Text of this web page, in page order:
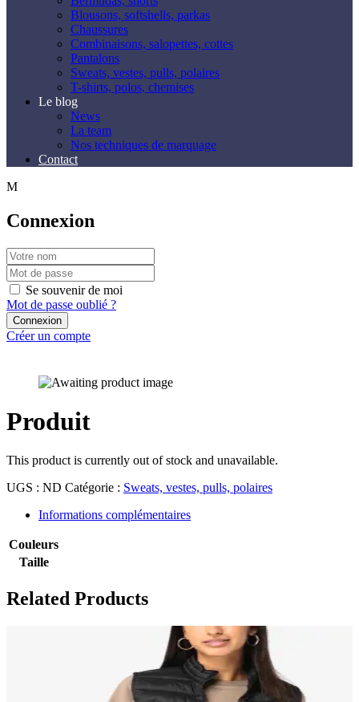
Blousons, softshells, parkas
Chaussures
Combinaisons, salopettes, cottes
Pantalons
Sweats, vestes, pulls, polaires
T-shirts, polos, chemises
Le blog
News
La team
Nos techniques de marquage
Contact
Connexion
Se souvenir de moi
Mot de passe oublié ?
Créer un compte
Produit
This product is currently out of stock and unavailable.
UGS : ND Catégorie : Sweats, vestes, pulls, polaires
Informations complémentaires
Couleurs
Taille
Related Products